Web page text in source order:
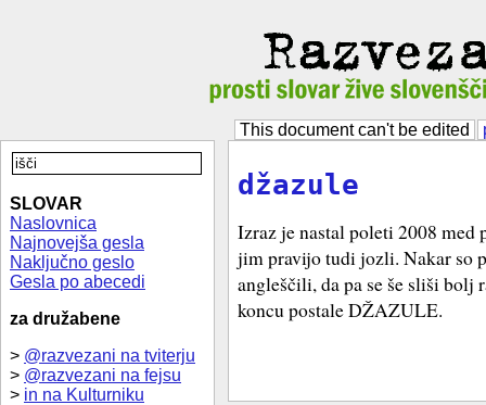
This document can't be edited
SLOVAR
Naslovnica
Najnovejša gesla
Naključno geslo
Gesla po abecedi
za družabene
> @razvezani na tviterju
> @razvezani na fejsu
> in na Kulturniku
džazule
Izraz je nastal poleti 2008
jim pravijo tudi jozli. Nakar so
angleščili, da pa se še sliši bolj
koncu postale DŽAZULE.